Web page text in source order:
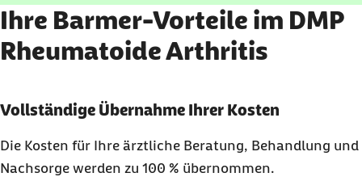
Ihre Barmer-Vorteile im DMP
Rheumatoide Arthritis
Karussell mit 3 Elementen
Element 1 von 3
Vollständige Übernahme Ihrer Kosten
Die Kosten für Ihre ärztliche Beratung, Behandlung und
Nachsorge werden zu 100 % übernommen.